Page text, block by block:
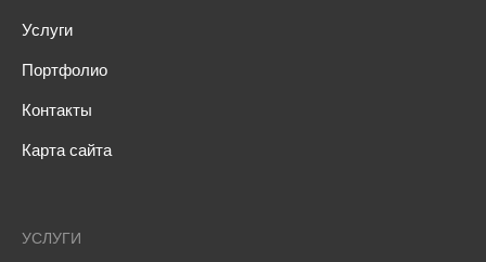
Услуги
Портфолио
Контакты
Карта сайта
УСЛУГИ